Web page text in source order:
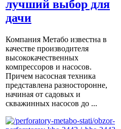
лучший выбор для
дачи
Компания Метабо известна в
качестве производителя
высококачественных
компрессоров и насосов.
Причем насосная техника
представлена разносторонне,
начиная от садовых и
скважинных насосов до ...